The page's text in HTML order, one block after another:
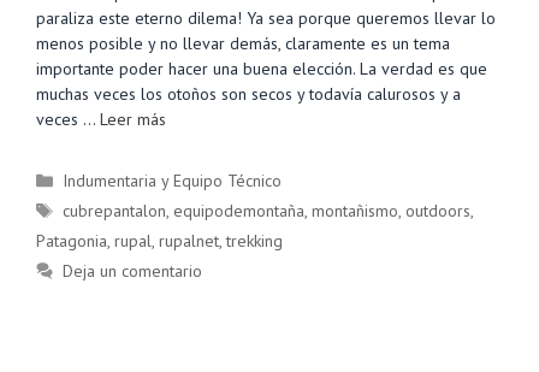
paraliza este eterno dilema! Ya sea porque queremos llevar lo
menos posible y no llevar demás, claramente es un tema
importante poder hacer una buena elección. La verdad es que
muchas veces los otoños son secos y todavía calurosos y a
veces … Leer más
Categorías
Indumentaria y Equipo Técnico
Etiquetas
cubrepantalon, equipodemontaña,montañismo, outdoors,
Patagonia, rupal, rupalnet,trekking
Deja un comentario